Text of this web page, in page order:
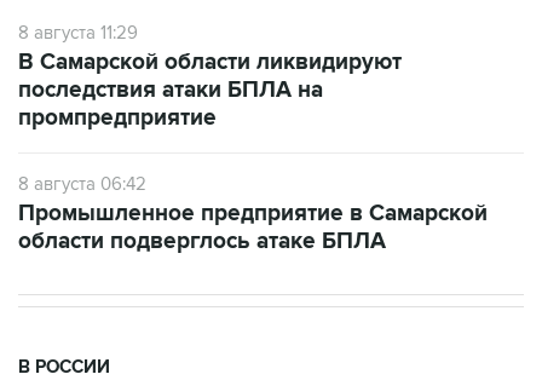
8 августа 11:29
В Самарской области ликвидируют
последствия атаки БПЛА на
промпредприятие
8 августа 06:42
Промышленное предприятие в Самарской
области подверглось атаке БПЛА
В РОССИИ